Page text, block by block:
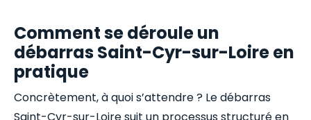
Comment se déroule un
débarras Saint-Cyr-sur-Loire en
pratique
Concrètement, à quoi s’attendre ? Le débarras